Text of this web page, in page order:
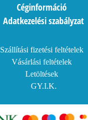
Céginformáció
Adatkezelési szabályzat
Szállítási fizetési feltételek
Vásárlási feltételek
Letöltések
GY.I.K.